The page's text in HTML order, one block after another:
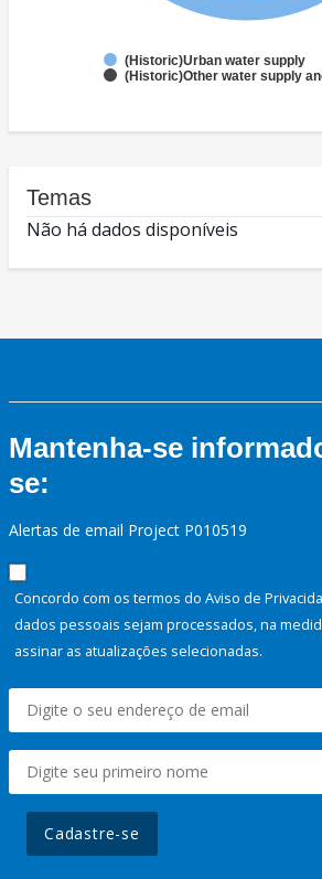
(Historic)Urban water supply
(Historic)Other water supply
Temas
Não há dados disponíveis
Mantenha-se
se:
Alertas de email Project P010519
Concordo com os termos do Aviso de
dados pessoais sejam processados, na
assinar as atualizações selecionadas.
Cadastre-se